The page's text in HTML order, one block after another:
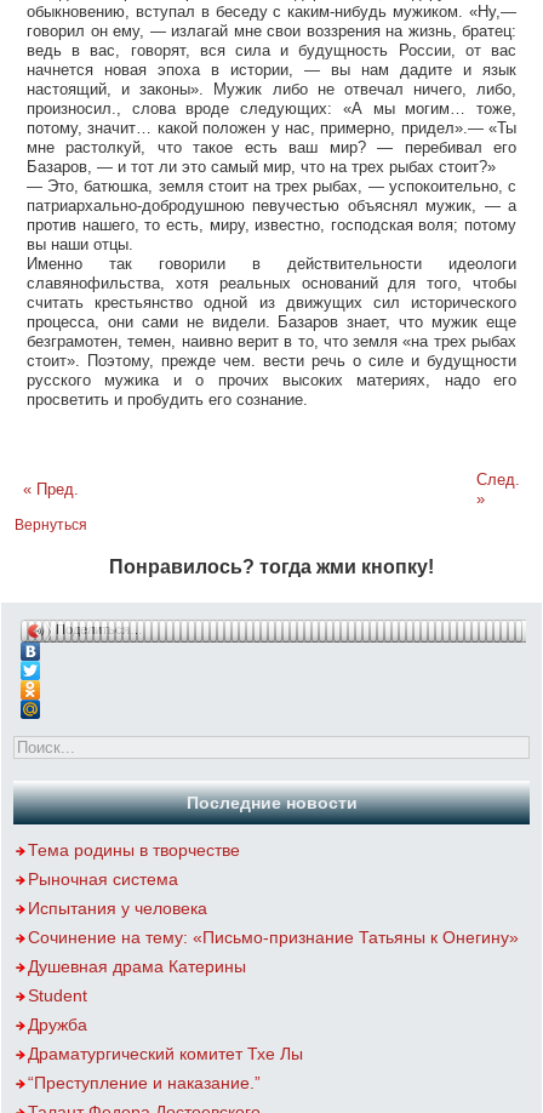
обыкновению, вступал в беседу с каким-нибудь мужиком. «Ну,—
говорил он ему, — излагай мне свои воззрения на жизнь, братец:
ведь в вас, говорят, вся сила и будущность России, от вас
начнется новая эпоха в истории, — вы нам дадите и язык
настоящий, и законы». Мужик либо не отвечал ничего, либо,
произносил., слова вроде следующих: «А мы могим… тоже,
потому, значит… какой положен у нас, примерно, придел».— «Ты
мне растолкуй, что такое есть ваш мир? — перебивал его
Базаров, — и тот ли это самый мир, что на трех рыбах стоит?»
— Это, батюшка, земля стоит на трех рыбах, — успокоительно, с
патриархально-добродушною певучестью объяснял мужик, — а
против нашего, то есть, миру, известно, господская воля; потому
вы наши отцы.
Именно так говорили в действительности идеологи
славянофильства, хотя реальных оснований для того, чтобы
считать крестьянство одной из движущих сил исторического
процесса, они сами не видели. Базаров знает, что мужик еще
безграмотен, темен, наивно верит в то, что земля «на трех рыбах
стоит». Поэтому, прежде чем. вести речь о силе и будущности
русского мужика и о прочих высоких материях, надо его
просветить и пробудить его сознание.
« Пред.
След.
»
Вернуться
Понравилось? тогда жми кнопку!
Поделиться…
Последние новости
Тема родины в творчестве
Рыночная система
Испытания у человека
Сочинение на тему: «Письмо-признание Татьяны к Онегину»
Душевная драма Катерины
Student
Дружба
Драматургический комитет Тхе Лы
“Преступление и наказание.”